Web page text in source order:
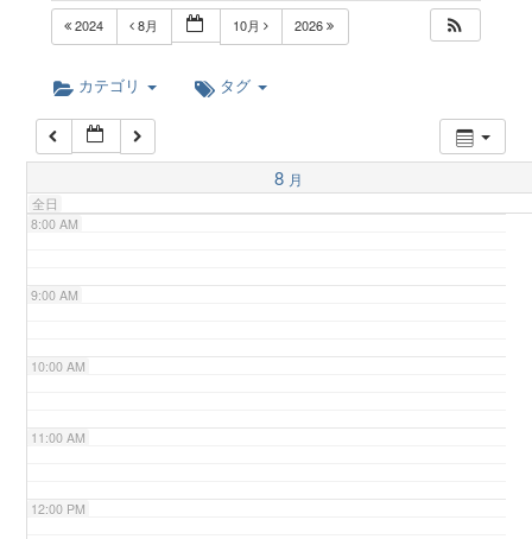
i
2024 8月 10月 2026
カテゴリ タグ
8 月
全日
5:00 AM
6:00 AM
7:00 AM
8:00 AM
9:00 AM
10:00 AM
11:00 AM
12:00 PM